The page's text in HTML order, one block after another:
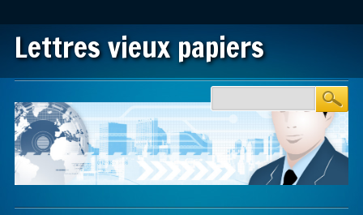
Lettres vieux papiers
Main menu